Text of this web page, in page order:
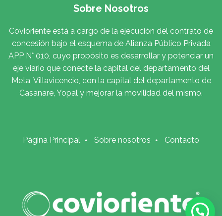
Sobre Nosotros
Covioriente está a cargo de la ejecución del contrato de
concesión bajo el esquema de Alianza Público Privada
APP N° 010, cuyo propósito es desarrollar y potenciar un
eje viario que conecte la capital del departamento del
Meta, Villavicencio, con la capital del departamento de
Casanare, Yopal y mejorar la movilidad del mismo.
Página Principal Sobre nosotros Contacto